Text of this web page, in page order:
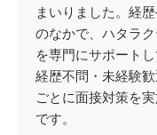
まいりました。経
のなかで、ハタラ
を専門にサポートし
経歴不問・未経験
ごとに面接対策を
です。